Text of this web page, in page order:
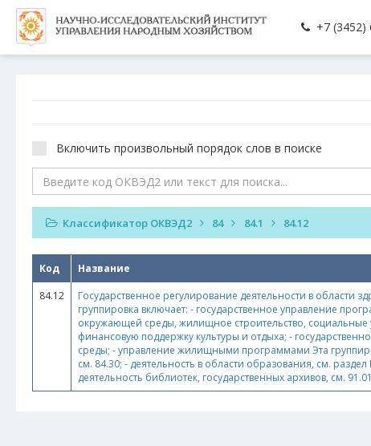
+7 (3452)
Включить произвольный порядок слов в поиске
Классификатор ОКВЭД2 84 84.1 84.12
Код
Название
84.12
Государственное регулирование деятельности в области
группировка включает: - государственное управление
окружающей среды, жилищное строительство, социальные
финансовую поддержку культуры и отдыха; -
среды; - управление жилищными программами Эта
см. 84.30; - деятельность в области образования, см.
деятельность библиотек, государственных архивов, см.